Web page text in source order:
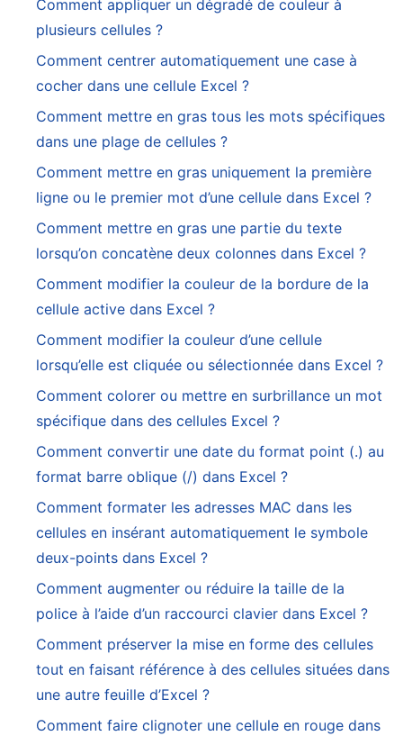
Comment appliquer un dégradé de couleur à
plusieurs cellules ?
Comment centrer automatiquement une case à
cocher dans une cellule Excel ?
Comment mettre en gras tous les mots spécifiques
dans une plage de cellules ?
Comment mettre en gras uniquement la première
ligne ou le premier mot d’une cellule dans Excel ?
Comment mettre en gras une partie du texte
lorsqu’on concatène deux colonnes dans Excel ?
Comment modifier la couleur de la bordure de la
cellule active dans Excel ?
Comment modifier la couleur d’une cellule
lorsqu’elle est cliquée ou sélectionnée dans Excel ?
Comment colorer ou mettre en surbrillance un mot
spécifique dans des cellules Excel ?
Comment convertir une date du format point (.) au
format barre oblique (/) dans Excel ?
Comment formater les adresses MAC dans les
cellules en insérant automatiquement le symbole
deux-points dans Excel ?
Comment augmenter ou réduire la taille de la
police à l’aide d’un raccourci clavier dans Excel ?
Comment préserver la mise en forme des cellules
tout en faisant référence à des cellules situées dans
une autre feuille d’Excel ?
Comment faire clignoter une cellule en rouge dans